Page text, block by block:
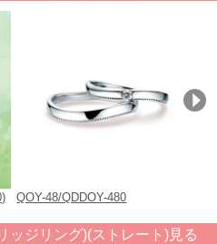
QOY-48/QDDOY-480
ッジリング)(ストレート)見る